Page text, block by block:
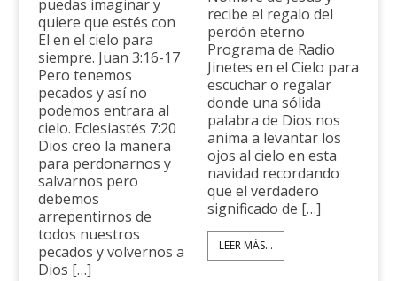
puedas imaginar y
quiere que estés con
El en el cielo para
siempre. Juan 3:16-17
Pero tenemos
pecados y así no
podemos entrara al
cielo. Eclesiastés 7:20
Dios creo la manera
para perdonarnos y
salvarnos pero
debemos
arrepentirnos de
todos nuestros
pecados y volvernos a
Dios […]
recibe el regalo del
perdón eterno
Programa de Radio
Jinetes en el Cielo para
escuchar o regalar
donde una sólida
palabra de Dios nos
anima a levantar los
ojos al cielo en esta
navidad recordando
que el verdadero
significado de […]
LEER MÁS...